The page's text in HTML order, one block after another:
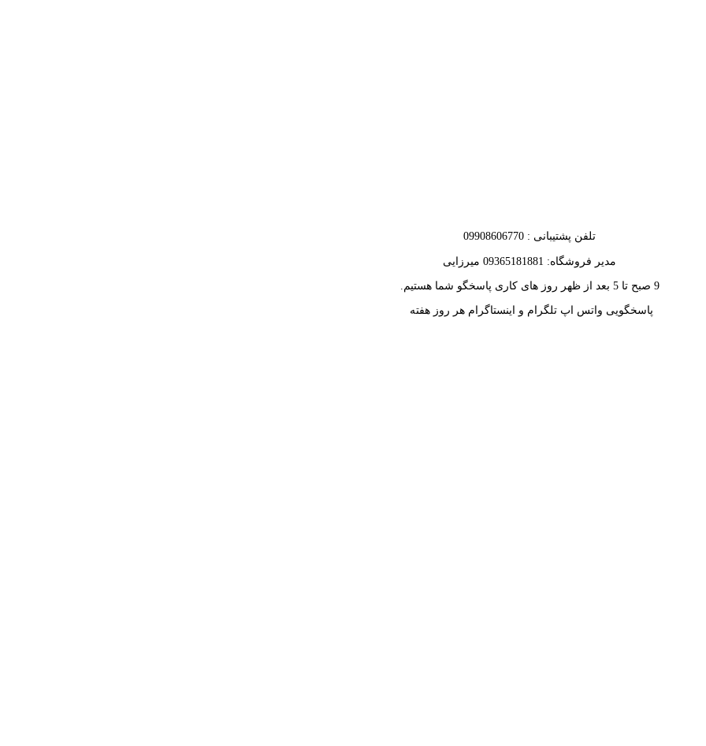
تلفن پشتیبانی : 09908606770
مدیر فروشگاه: 09365181881 میرزایی
9 صبح تا 5 بعد از ظهر روز های کاری پاسخگو شما هستیم.
پاسخگویی واتس اپ تلگرام و اینستاگرام هر روز هفته